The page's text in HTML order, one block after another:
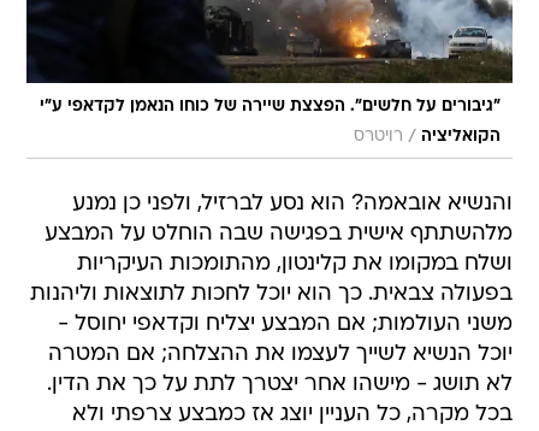
"גיבורים על חלשים". הפצצת שיירה של כוחו הנאמן לקדאפי ע"י
הקואליציה / רויטרס
והנשיא אובאמה? הוא נסע לברזיל, ולפני כן נמנע
מלהשתתף אישית בפגישה שבה הוחלט על המבצע
ושלח במקומו את קלינטון, מהתומכות העיקריות
בפעולה צבאית. כך הוא יוכל לחכות לתוצאות וליהנות
משני העולמות; אם המבצע יצליח וקדאפי יחוסל -
יוכל הנשיא לשייך לעצמו את ההצלחה; אם המטרה
לא תושג - מישהו אחר יצטרך לתת על כך את הדין.
בכל מקרה, כל העניין יוצג אז כמבצע צרפתי ולא